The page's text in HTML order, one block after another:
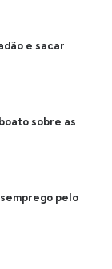
e sacar
sobre as
pelo